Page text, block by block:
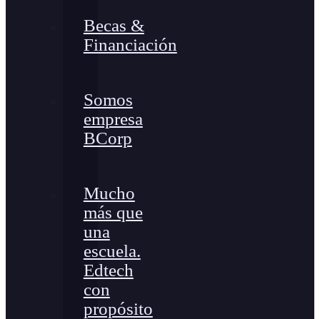
Becas &
Financiación
Somos
empresa
BCorp
Mucho
más que
una
escuela.
Edtech
con
propósito